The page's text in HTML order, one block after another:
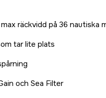
räckvidd på 36 nautiska
tar lite plats
och Sea Filter